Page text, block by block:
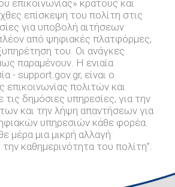
επικοινωνίας» κράτους και
επίσκεψη του πολίτη στις
για υποβολή αιτήσεων
από ψηφιακές πλατφόρμες,
του. Οι ανάγκες
παραμένουν. Η ενιαία
- support.gov.gr, είναι ο
πολιτών και
τις δημόσιες υπηρεσίες, για την
και την λήψη απαντήσεων για
υπηρεσιών κάθε φορέα.
μέρα μια μικρή αλλαγή
καθημερινότητα του πολίτη”.